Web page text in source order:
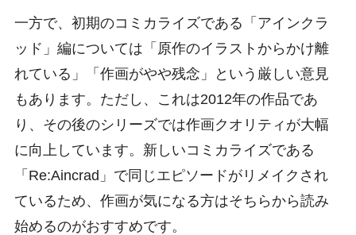
一方で、初期のコミカライズである「アインクラ
ッド」編については「原作のイラストからかけ離
れている」「作画がやや残念」という厳しい意見
もあります。ただし、これは2012年の作品であ
り、その後のシリーズでは作画クオリティが大幅
に向上しています。新しいコミカライズである
「Re:Aincrad」で同じエピソードがリメイクされ
ているため、作画が気になる方はそちらから読み
始めるのがおすすめです。